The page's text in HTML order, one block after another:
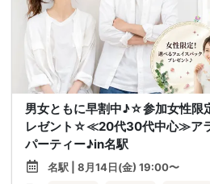
男女ともに早割中♪☆参加女性限
レゼント☆≪20代30代中心≫ア
パーティー♪in名駅
名駅 | 8月14日(金) 19:00〜